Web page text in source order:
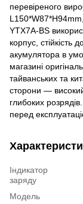
перевіреного
YTX7A-BS
корпус, стійкість
акумулятора в
магазині
тайванських та
сторони —
глибоких
перед
Індикатор
заряду
Модель